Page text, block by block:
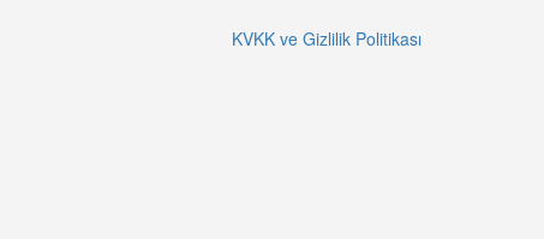
KVKK ve Gizlilik Politikası